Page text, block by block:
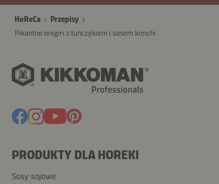
HoReCa
Przepisy
Pikantne onigiri z tuńczykiem i sosem kimchi
PRODUKTY DLA HOREKI
Sosy sojowe